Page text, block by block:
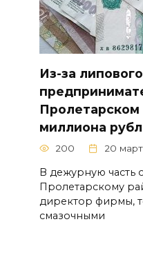
Из-за
миллиона
200 20
В дежурную часть
Пролетарскому
директор фирмы,
смазочными